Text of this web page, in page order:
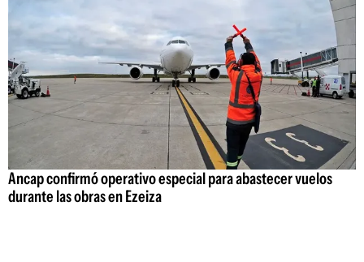
Ancap confirmó operativo especial para abastecer vuelos
durante las obras en Ezeiza